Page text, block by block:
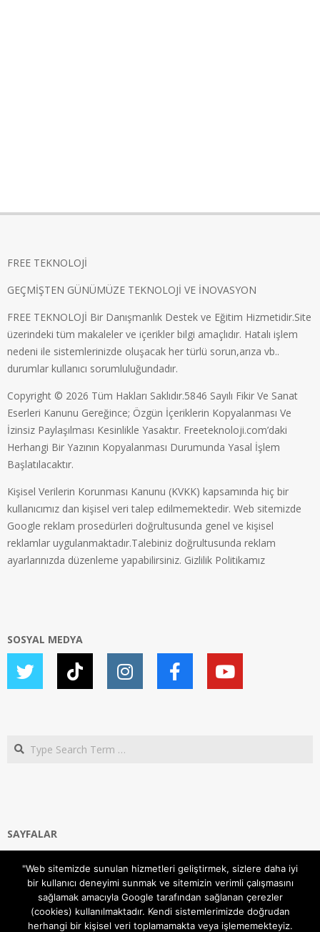
FREE TEKNOLOJİ
GEÇMİŞTEN GÜNÜMÜZE TEKNOLOJİ VE İNOVASYON
FREE TEKNOLOJİ Bir Danışmanlık Destek ve Eğitim Hizmetidir.Site
üzerindeki tüm makaleler ve içerikler bilgi amaçlıdır. Hatalı işlem
nedeni ile sistemlerinizde oluşacak her türlü sorun,arıza vb..
durumlar kullanıcı sorumluluğundadır.
Copyright © 2026 Tüm Hakları Saklıdır.5846 Sayılı Fikir Ve Sanat
Eserleri Kanunu Gereğince; Özgün İçeriklerin Kopyalanması Ve
İzinsiz Paylaşılması Kesinlikle Yasaktır. Freeteknoloji.com’daki
Herhangi Bir Yazının Kopyalanması Durumunda Yasal İşlem
Başlatılacaktır.
Kişisel Verilerin Korunması Kanunu (KVKK) kapsamında hiç bir
kullanıcımız dan kişisel veri talep edilmemektedir. Web sitemizde
Google reklam prosedürleri doğrultusunda genel ve kişisel
reklamlar uygulanmaktadır.Talebiniz doğrultusunda reklam
ayarlarınızda düzenleme yapabilirsiniz. Gizlilik Politikamız
SOSYAL MEDYA
Search
SAYFALAR
Gizlilik ve Çerezler (Cookies) Politikası
Hakkımızda
İletişim Kanalları
MODEM KURULUM
"Web sitemizde sunulan hizmetleri geliştirmek, sizlere daha iyi
bir kullanıcı deneyimi sunmak ve sitemizin verimli çalışmasını
sağlamak amacıyla Google tarafından sağlanan çerezler
(cookies) kullanılmaktadır. Kendi sistemlerimizde doğrudan
herhangi bir kişisel veri toplamamakta veya işlememekteyiz.